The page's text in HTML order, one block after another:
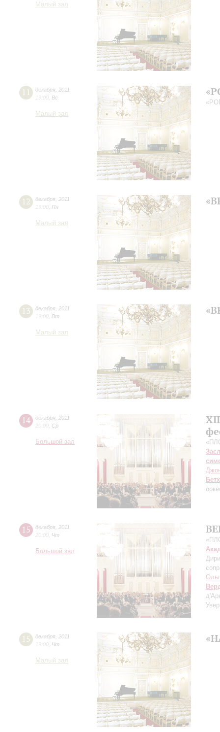
Малый зал
11 декабря 2011
19:00 Вс
Малый зал
12 декабря 2011
19:00 Пн
Малый зал
13 декабря 2011
19:00 Вт
Малый зал
14 декабря 2011
20:00 Ср
Большой зал
15 декабря 2011
20:00 Чт
Большой зал
15 декабря 2011
19:00 Чт
Малый зал